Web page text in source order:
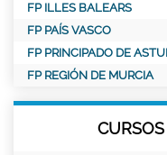
FP ILLES BALEARS
FP PAÍS VASCO
FP PRINCIPADO DE
FP REGIÓN DE MURCIA